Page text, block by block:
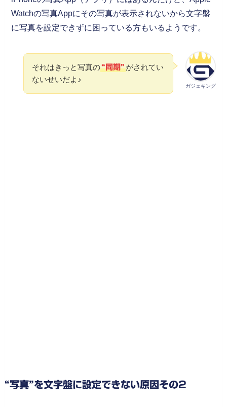
Watchの写真Appにその写真が表示されないから文字盤
に写真を設定できずに困っている方もいるようです。
ガジェキング
それはきっと写真の“同期”がされてい
ないせいだよ♪
“写真”を文字盤に設定できない原因その2